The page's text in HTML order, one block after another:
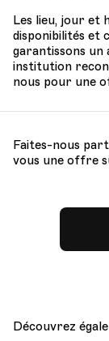
Les lieu, jour et
disponibilités et
garantissons un
institution
nous pour une
Faites-nous
vous une offre
Découvrez